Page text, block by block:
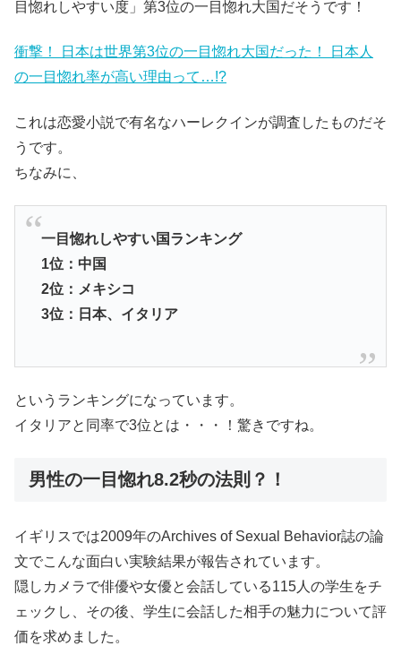
目惚れしやすい度」第3位の一目惚れ大国だそうです！
衝撃！ 日本は世界第3位の一目惚れ大国だった！ 日本人
の一目惚れ率が高い理由って…!?
これは恋愛小説で有名なハーレクインが調査したものだそ
うです。
ちなみに、
一目惚れしやすい国ランキング
1位：中国
2位：メキシコ
3位：日本、イタリア
というランキングになっています。
イタリアと同率で3位とは・・・！驚きですね。
男性の一目惚れ8.2秒の法則？！
イギリスでは2009年のArchives of Sexual Behavior誌の論
文でこんな面白い実験結果が報告されています。
隠しカメラで俳優や女優と会話している115人の学生をチ
ェックし、その後、学生に会話した相手の魅力について評
価を求めました。